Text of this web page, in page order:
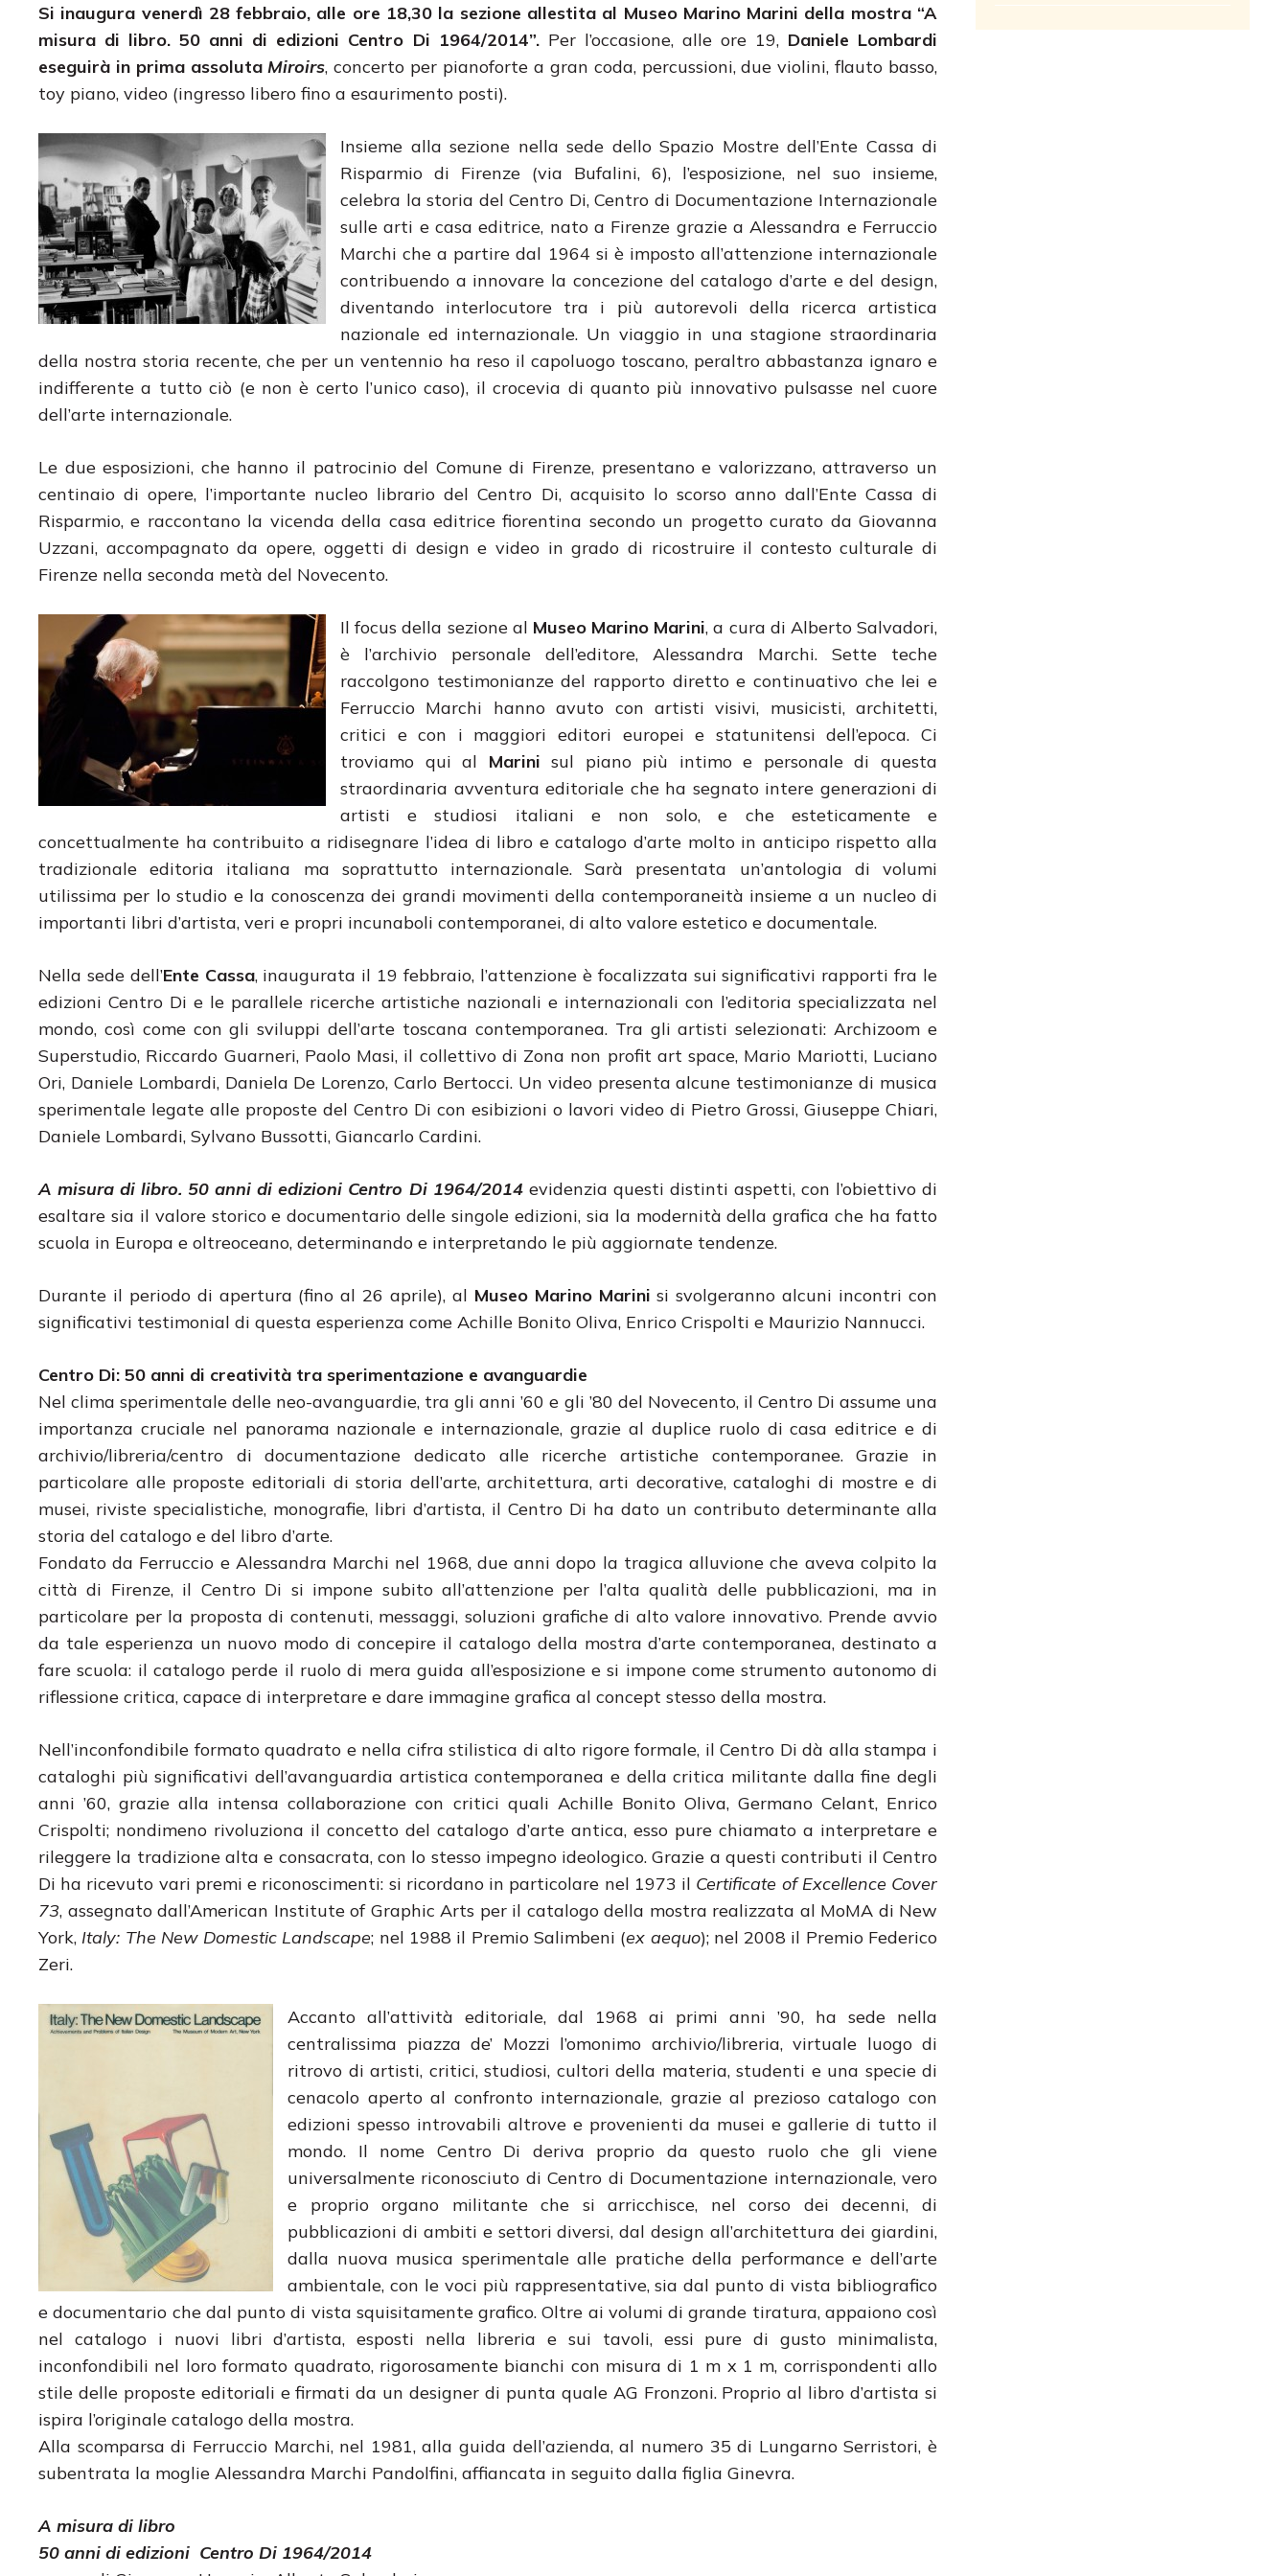
Si inaugura venerdì 28 febbraio, alle ore 18,30 la sezione allestita al Museo Marino Marini della mostra “A
misura di libro. 50 anni di edizioni Centro Di 1964/2014”.Per l’occasione, alle ore 19, Daniele Lombardi
eseguirà in prima assolutaMiroirs, concerto per pianoforte a gran coda, percussioni, due violini, flauto basso,
toy piano, video (ingresso libero fino a esaurimento posti).
Insieme alla sezione nella sede dello Spazio Mostre dell’Ente Cassa di
Risparmio di Firenze (via Bufalini, 6), l’esposizione, nel suo insieme,
celebra la storia del Centro Di, Centro di Documentazione Internazionale
sulle arti e casa editrice, nato a Firenze grazie a Alessandra e Ferruccio
Marchi che a partire dal 1964 si è imposto all’attenzione internazionale
contribuendo a innovare la concezione del catalogo d’arte e del design,
diventando interlocutore tra i più autorevoli della ricerca artistica
nazionale ed internazionale. Un viaggio in una stagione straordinaria
della nostra storia recente, che per un ventennio ha reso il capoluogo toscano, peraltro abbastanza ignaro e
indifferente a tutto ciò (e non è certo l’unico caso), il crocevia di quanto più innovativo pulsasse nel cuore
dell’arte internazionale.
Le due esposizioni, che hanno il patrocinio del Comune di Firenze, presentano e valorizzano, attraverso un
centinaio di opere, l’importante nucleo librario del Centro Di, acquisito lo scorso anno dall’Ente Cassa di
Risparmio, e raccontano la vicenda della casa editrice fiorentina secondo un progetto curato da Giovanna
Uzzani, accompagnato da opere, oggetti di design e video in grado di ricostruire il contesto culturale di
Firenze nella seconda metà del Novecento.
Il focus della sezione al Museo Marino Marini, a cura di Alberto Salvadori,
è l’archivio personale dell’editore, Alessandra Marchi. Sette teche
raccolgono testimonianze del rapporto diretto e continuativo che lei e
Ferruccio Marchi hanno avuto con artisti visivi, musicisti, architetti,
critici e con i maggiori editori europei e statunitensi dell’epoca. Ci
troviamo qui al Marini sul piano più intimo e personale di questa
straordinaria avventura editoriale che ha segnato intere generazioni di
artisti e studiosi italiani e non solo, e che esteticamente e
concettualmente ha contribuito a ridisegnare l’idea di libro e catalogo d’arte molto in anticipo rispetto alla
tradizionale editoria italiana ma soprattutto internazionale. Sarà presentata un’antologia di volumi
utilissima per lo studio e la conoscenza dei grandi movimenti della contemporaneità insieme a un nucleo di
importanti libri d’artista, veri e propri incunaboli contemporanei, di alto valore estetico e documentale.
Nella sede dell’Ente Cassa, inaugurata il 19 febbraio, l’attenzione è focalizzata sui significativi rapporti fra le
edizioni Centro Di e le parallele ricerche artistiche nazionali e internazionali con l’editoria specializzata nel
mondo, così come con gli sviluppi dell’arte toscana contemporanea. Tra gli artisti selezionati: Archizoom e
Superstudio, Riccardo Guarneri, Paolo Masi, il collettivo di Zona non profit art space, Mario Mariotti, Luciano
Ori, Daniele Lombardi, Daniela De Lorenzo, Carlo Bertocci. Un video presenta alcune testimonianze di musica
sperimentale legate alle proposte del Centro Di con esibizioni o lavori video di Pietro Grossi, Giuseppe Chiari,
Daniele Lombardi, Sylvano Bussotti, Giancarlo Cardini.
A misura di libro. 50 anni di edizioni Centro Di 1964/2014evidenzia questi distinti aspetti, con l’obiettivo di
esaltare sia il valore storico e documentario delle singole edizioni, sia la modernità della grafica che ha fatto
scuola in Europa e oltreoceano, determinando e interpretando le più aggiornate tendenze.
Durante il periodo di apertura (fino al 26 aprile), al Museo Marino Marini si svolgeranno alcuni incontri con
significativi testimonial di questa esperienza come Achille Bonito Oliva, Enrico Crispolti e Maurizio Nannucci.
Centro Di: 50 anni di creatività tra sperimentazione e avanguardie
Nel clima sperimentale delle neo-avanguardie, tra gli anni ’60 e gli ’80 del Novecento, il Centro Di assume una
importanza cruciale nel panorama nazionale e internazionale, grazie al duplice ruolo di casa editrice e di
archivio/libreria/centro di documentazione dedicato alle ricerche artistiche contemporanee. Grazie in
particolare alle proposte editoriali di storia dell’arte, architettura, arti decorative, cataloghi di mostre e di
musei, riviste specialistiche, monografie, libri d’artista, il Centro Di ha dato un contributo determinante alla
storia del catalogo e del libro d’arte.
Fondato da Ferruccio e Alessandra Marchi nel 1968, due anni dopo la tragica alluvione che aveva colpito la
città di Firenze, il Centro Di si impone subito all’attenzione per l’alta qualità delle pubblicazioni, ma in
particolare per la proposta di contenuti, messaggi, soluzioni grafiche di alto valore innovativo. Prende avvio
da tale esperienza un nuovo modo di concepire il catalogo della mostra d’arte contemporanea, destinato a
fare scuola: il catalogo perde il ruolo di mera guida all’esposizione e si impone come strumento autonomo di
riflessione critica, capace di interpretare e dare immagine grafica al concept stesso della mostra.
Nell’inconfondibile formato quadrato e nella cifra stilistica di alto rigore formale, il Centro Di dà alla stampa i
cataloghi più significativi dell’avanguardia artistica contemporanea e della critica militante dalla fine degli
anni ’60, grazie alla intensa collaborazione con critici quali Achille Bonito Oliva, Germano Celant, Enrico
Crispolti; nondimeno rivoluziona il concetto del catalogo d’arte antica, esso pure chiamato a interpretare e
rileggere la tradizione alta e consacrata, con lo stesso impegno ideologico. Grazie a questi contributi il Centro
Di ha ricevuto vari premi e riconoscimenti: si ricordano in particolare nel 1973 il Certificate of Excellence Cover
73, assegnato dall’American Institute of Graphic Arts per il catalogo della mostra realizzata al MoMA di New
York, Italy: The New Domestic Landscape; nel 1988 il Premio Salimbeni (ex aequo); nel 2008 il Premio Federico
Zeri.
Accanto all’attività editoriale, dal 1968 ai primi anni ’90, ha sede nella
centralissima piazza de’ Mozzi l’omonimo archivio/libreria, virtuale luogo di
ritrovo di artisti, critici, studiosi, cultori della materia, studenti e una specie di
cenacolo aperto al confronto internazionale, grazie al prezioso catalogo con
edizioni spesso introvabili altrove e provenienti da musei e gallerie di tutto il
mondo. Il nome Centro Di deriva proprio da questo ruolo che gli viene
universalmente riconosciuto di Centro di Documentazione internazionale, vero
e proprio organo militante che si arricchisce, nel corso dei decenni, di
pubblicazioni di ambiti e settori diversi, dal design all’architettura dei giardini,
dalla nuova musica sperimentale alle pratiche della performance e dell’arte
ambientale, con le voci più rappresentative, sia dal punto di vista bibliografico
e documentario che dal punto di vista squisitamente grafico. Oltre ai volumi di grande tiratura, appaiono così
nel catalogo i nuovi libri d’artista, esposti nella libreria e sui tavoli, essi pure di gusto minimalista,
inconfondibili nel loro formato quadrato, rigorosamente bianchi con misura di 1 m x 1 m, corrispondenti allo
stile delle proposte editoriali e firmati da un designer di punta quale AG Fronzoni. Proprio al libro d’artista si
ispira l’originale catalogo della mostra.
Alla scomparsa di Ferruccio Marchi, nel 1981, alla guida dell’azienda, al numero 35 di Lungarno Serristori, è
subentrata la moglie Alessandra Marchi Pandolfini, affiancata in seguito dalla figlia Ginevra.
A misura di libro
50 anni di edizioni Centro Di 1964/2014